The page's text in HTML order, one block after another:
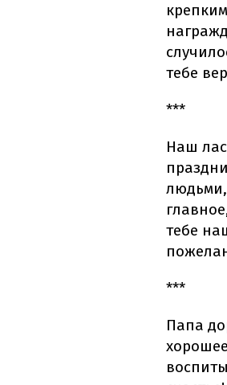
тебе
***
Наш
тебе
***
Папа